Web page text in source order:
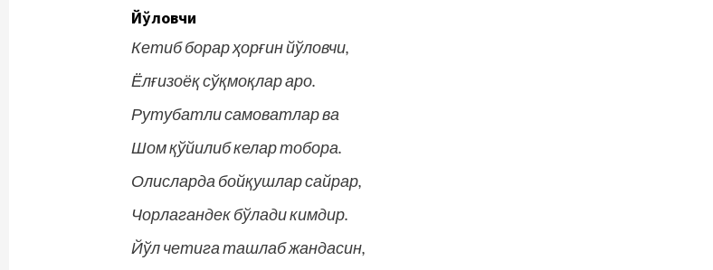
Йўловчи
Кетиб борар ҳорғин йўловчи,
Ёлғизоёқ сўқмоқлар аро.
Рутубатли самоватлар ва
Шом қўйилиб келар тобора.
Олисларда бойқушлар сайрар,
Чорлагандек бўлади кимдир.
Йўл четига ташлаб жандасин,